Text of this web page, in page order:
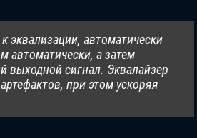
эквализации, автоматически
автоматически, а затем
выходной сигнал. Эквалайзер
при этом ускоряя